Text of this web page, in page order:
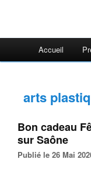
Accueil
arts
Bon cadeau
sur Saône
Publié le 26 Mai